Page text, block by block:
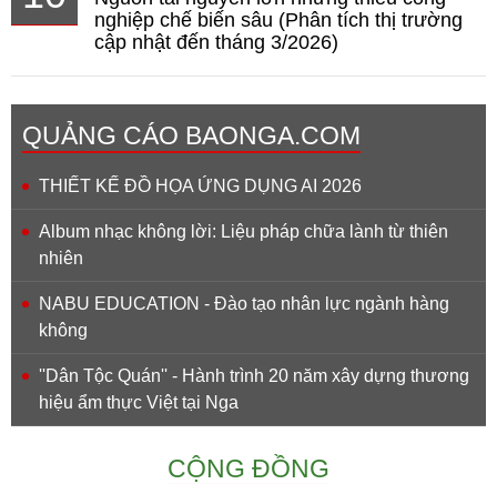
nghiệp chế biến sâu (Phân tích thị trường
cập nhật đến tháng 3/2026)
QUẢNG CÁO BAONGA.COM
THIẾT KẾ ĐỒ HỌA ỨNG DỤNG AI 2026
Album nhạc không lời: Liệu pháp chữa lành từ thiên
nhiên
NABU EDUCATION - Đào tạo nhân lực ngành hàng
không
''Dân Tộc Quán'' - Hành trình 20 năm xây dựng thương
hiệu ẩm thực Việt tại Nga
CỘNG ĐỒNG